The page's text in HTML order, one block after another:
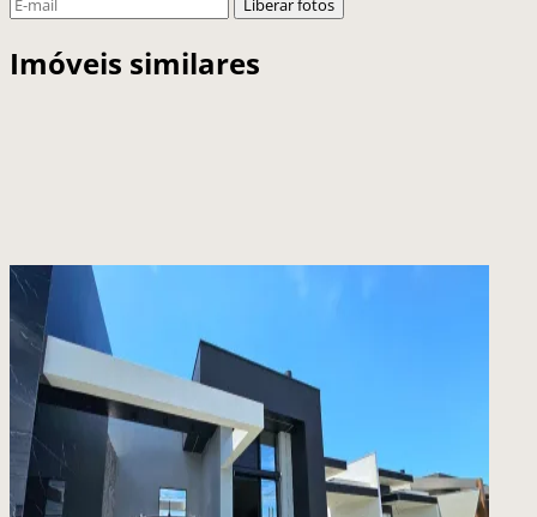
Liberar fotos
Imóveis similares